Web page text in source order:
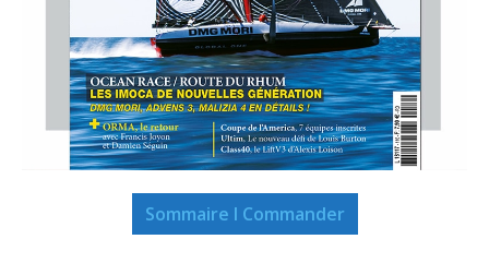
Sommaire I Commander